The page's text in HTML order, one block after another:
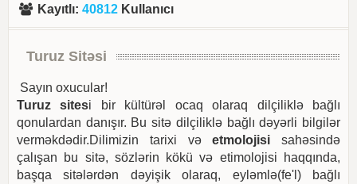
Kayıtlı:40812 Kullanıcı
Turuz Sitəsi
Sayın oxucular!
Turuz sitesi bir kültürəl ocaq olaraq dilçiliklə bağlı
qonulardan danışır. Bu sitə dilçiliklə bağlı dəyərli bilgilər
verməkdədir.Dilimizin tarixi vəetmolojisi sahəsində
çalışan bu sitə, sözlərin kökü və etimolojisi haqqında,
başqa sitələrdən dəyişik olaraq, eyləmlə(fe'l) bağlı